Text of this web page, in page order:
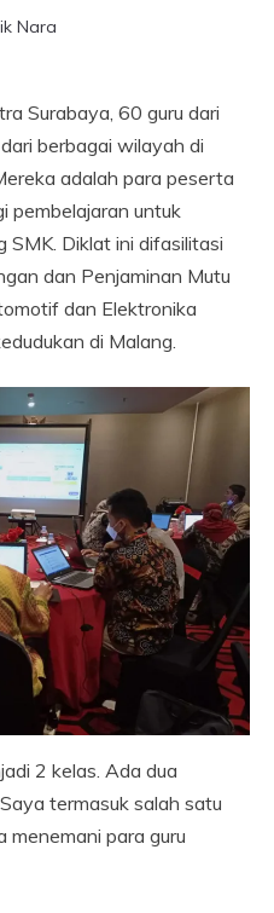
Nara
Surabaya, 60 guru dari
berbagai wilayah di
adalah para peserta
pembelajaran untuk
SMK. Diklat ini difasilitasi
dan Penjaminan Mutu
dan Elektronika
di Malang.
2 kelas. Ada dua
termasuk salah satu
para guru